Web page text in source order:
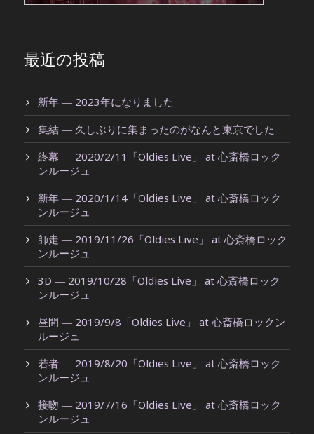
最近の投稿
新年 ― 2023年になりました
集結 ― 久しぶりに集まったのがなんと東京でした
終幕 ― 2020/2/11「Oldies Live」 at 心斎橋ロック
ンルージュ
新年 ― 2020/1/14「Oldies Live」 at 心斎橋ロック
ンルージュ
師走 ― 2019/11/26「Oldies Live」 at 心斎橋ロック
ンルージュ
3D ― 2019/10/28「Oldies Live」 at 心斎橋ロック
ンルージュ
昼間 ― 2019/9/8「Oldies Live」 at 心斎橋ロックン
ルージュ
若者 ― 2019/8/20「Oldies Live」 at 心斎橋ロック
ンルージュ
接吻 ― 2019/7/16「Oldies Live」 at 心斎橋ロック
ンルージュ